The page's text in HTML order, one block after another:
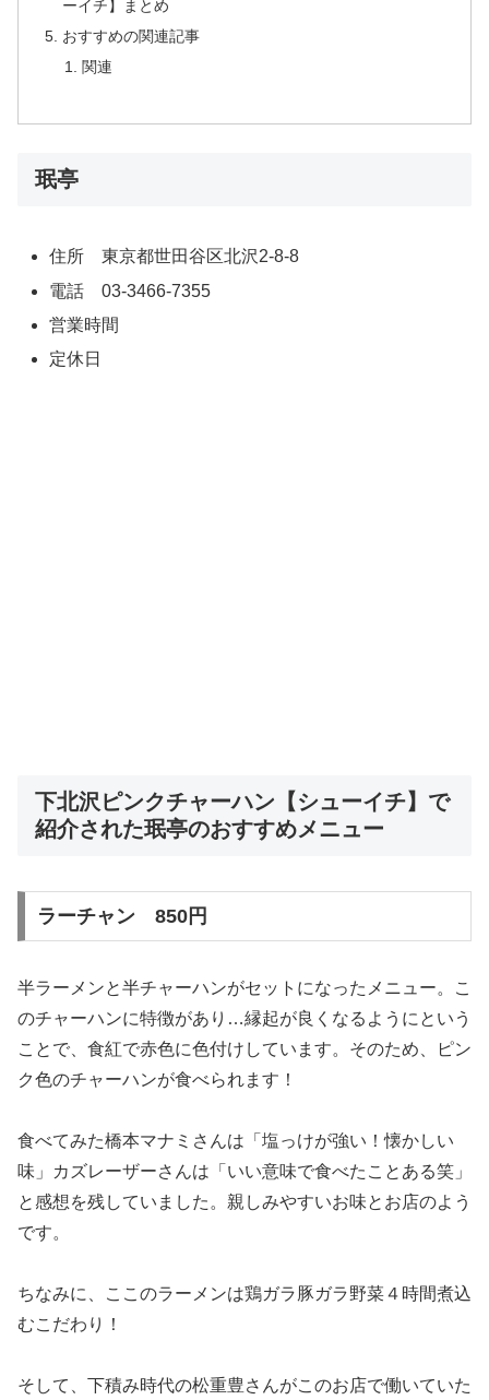
ーイチ】まとめ
おすすめの関連記事
関連
珉亭
住所 東京都世田谷区北沢2-8-8
電話 03-3466-7355
営業時間
定休日
下北沢ピンクチャーハン【シューイチ】で
紹介された珉亭のおすすめメニュー
ラーチャン 850円
半ラーメンと半チャーハンがセットになったメニュー。こ
のチャーハンに特徴があり…縁起が良くなるようにという
ことで、食紅で赤色に色付けしています。そのため、ピン
ク色のチャーハンが食べられます！
食べてみた橋本マナミさんは「塩っけが強い！懐かしい
味」カズレーザーさんは「いい意味で食べたことある笑」
と感想を残していました。親しみやすいお味とお店のよう
です。
ちなみに、ここのラーメンは鶏ガラ豚ガラ野菜４時間煮込
むこだわり！
そして、下積み時代の松重豊さんがこのお店で働いていた